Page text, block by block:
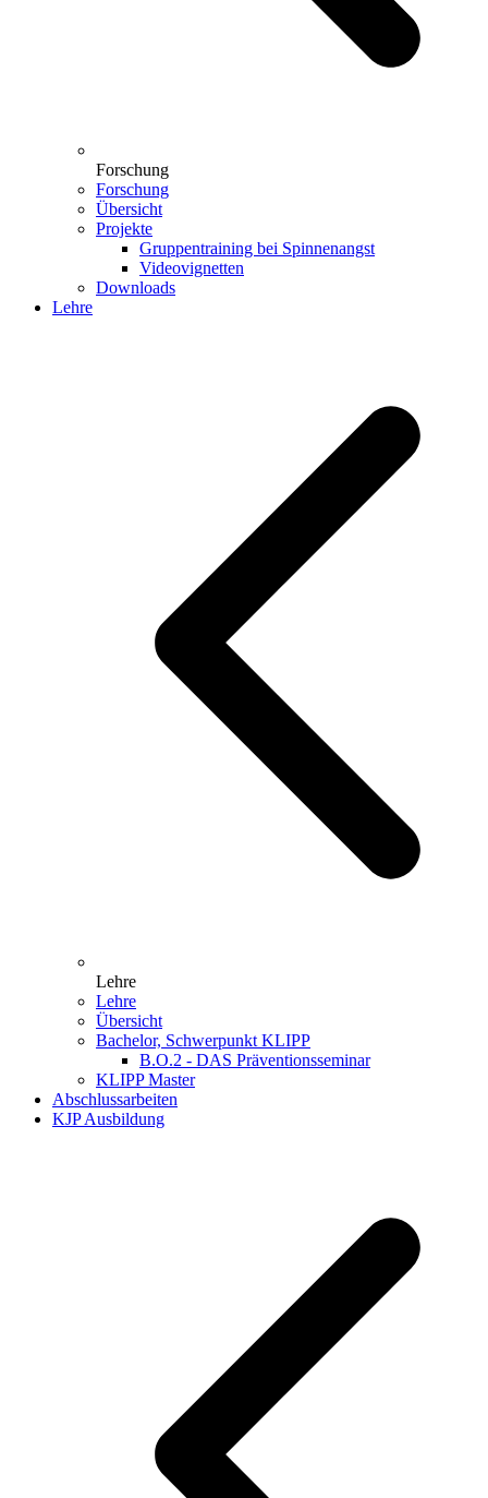
Forschung
Forschung
Übersicht
Projekte
Gruppentraining bei Spinnenangst
Videovignetten
Downloads
Lehre
Lehre
Lehre
Übersicht
Bachelor, Schwerpunkt KLIPP
B.O.2 - DAS Präventionsseminar
KLIPP Master
Abschlussarbeiten
KJP Ausbildung